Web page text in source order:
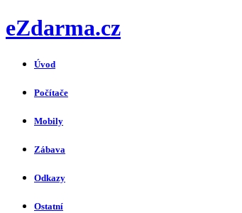
eZdarma.cz
Úvod
Počítače
Mobily
Zábava
Odkazy
Ostatní